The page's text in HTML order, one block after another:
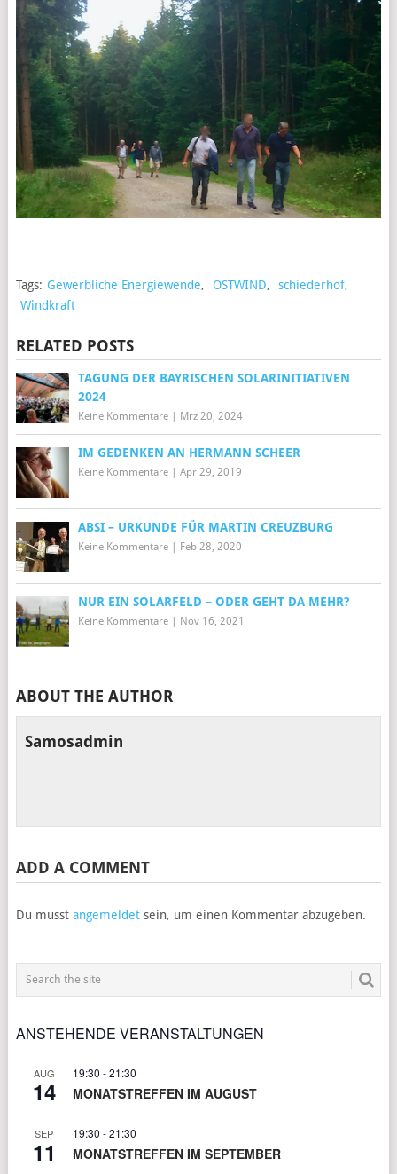
Tags: Gewerbliche Energiewende, OSTWIND, schiederhof,
Windkraft
RELATED POSTS
TAGUNG DER BAYRISCHEN SOLARINITIATIVEN
2024
Keine Kommentare| Mrz 20, 2024
IM GEDENKEN AN HERMANN SCHEER
Keine Kommentare| Apr 29, 2019
ABSI – URKUNDE FÜR MARTIN CREUZBURG
Keine Kommentare| Feb 28, 2020
NUR EIN SOLARFELD – ODER GEHT DA MEHR?
Keine Kommentare| Nov 16, 2021
ABOUT THE AUTHOR
Samosadmin
ADD A COMMENT
Du musst angemeldetsein, um einen Kommentar abzugeben.
ANSTEHENDE VERANSTALTUNGEN
AUG
14
19:30 -21:30
MONATSTREFFEN IM AUGUST
SEP
11
19:30 -21:30
MONATSTREFFEN IM SEPTEMBER